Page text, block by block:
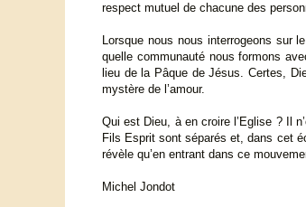
respect mutuel de chacune des
Lorsque nous nous interrogeons sur
quelle communauté nous formons
lieu de la Pâque de Jésus. Certes,
mystère de l’amour.
Qui est Dieu, à en croire l’Eglise ? Il
Fils Esprit sont séparés et, dans cet
révèle qu’en entrant dans ce
Michel Jondot